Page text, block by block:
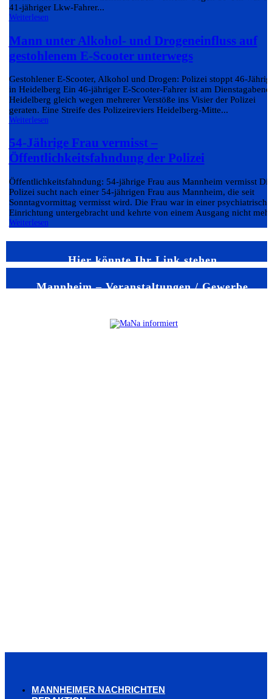
41-jähriger Lkw-Fahrer...
Weiterlesen
Mann unter Alkohol- und Drogeneinfluss auf
gestohlenem E-Scooter unterwegs
Gestohlener E-Scooter, Alkohol und Drogen: Polizei stoppt 46-
in Heidelberg Ein 46-jähriger E-Scooter-Fahrer ist am
Heidelberg gleich wegen mehrerer Verstöße ins Visier der Polizei
geraten. Eine Streife des Polizeireviers Heidelberg-Mitte...
Weiterlesen
54-Jährige Frau vermisst –
Öffentlichkeitsfahndung der Polizei
Öffentlichkeitsfahndung: 54-jährige Frau aus Mannheim vermisst Die
Polizei sucht nach einer 54-jährigen Frau aus Mannheim, die seit
Sonntagvormittag vermisst wird. Die Frau war in einer
Einrichtung untergebracht und kehrte von einem Ausgang nicht
Weiterlesen
Hier könnte Ihr Link stehen
Mannheim – Veranstaltungen / Gewerbe
MANNHEIMER NACHRICHTEN